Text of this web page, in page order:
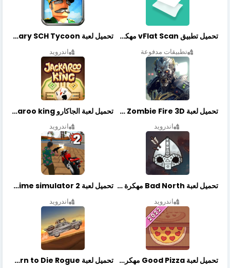
تحميل تطبيق vFlat Scan مهكر آخر إصدار
تطبيقات مدفوعة
تحميل لعبة Idle Military SCH Tycoon مهكرة آخر إصدار
اندرويد
تحميل لعبة Zombie Fire 3D مهكرة آخر إصدار
اندرويد
تحميل لعبة الجاكارو jackaroo king آخر إصدار
اندرويد
تحميل لعبة Bad North مهكرة آخر إصدار
اندرويد
تحميل لعبة Vegas crime simulator 2 مهكرة اخر اصدار
اندرويد
تحميل لعبة Good Pizza مهكرة اخر اصدار تحميل لعبة Earn to Die Rogue مهكرة اخر اصدار